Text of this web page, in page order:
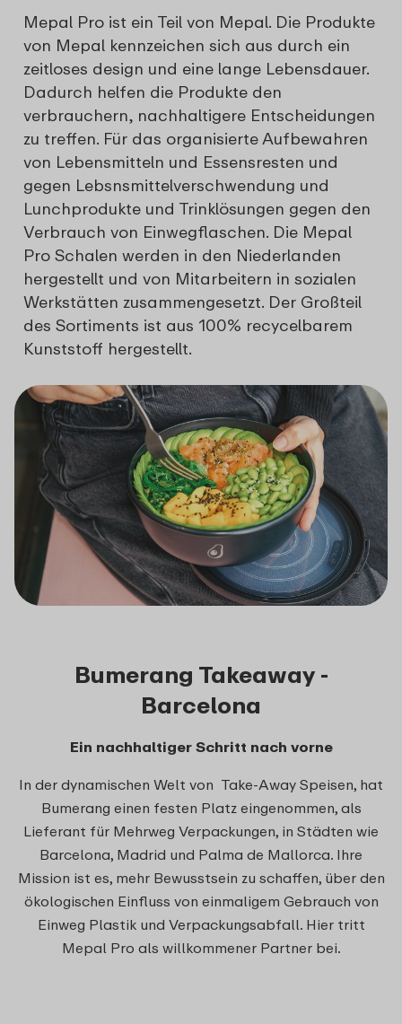
Mepal Pro ist ein Teil von Mepal. Die Produkte
von Mepal kennzeichen sich aus durch ein
zeitloses design und eine lange Lebensdauer.
Dadurch helfen die Produkte den
verbrauchern, nachhaltigere Entscheidungen
zu treffen. Für das organisierte Aufbewahren
von Lebensmitteln und Essensresten und
gegen Lebsnsmittelverschwendung und
Lunchprodukte und Trinklösungen gegen den
Verbrauch von Einwegflaschen. Die Mepal
Pro Schalen werden in den Niederlanden
hergestellt und von Mitarbeitern in sozialen
Werkstätten zusammengesetzt. Der Großteil
des Sortiments ist aus 100% recycelbarem
Kunststoff hergestellt.
Bumerang Takeaway -
Barcelona
Ein nachhaltiger Schritt nach vorne
In der dynamischen Welt von Take-Away Speisen, hat
Bumerang einen festen Platz eingenommen, als
Lieferant für Mehrweg Verpackungen, in Städten wie
Barcelona, Madrid und Palma de Mallorca. Ihre
Mission ist es, mehr Bewusstsein zu schaffen, über den
ökologischen Einfluss von einmaligem Gebrauch von
Einweg Plastik und Verpackungsabfall. Hier tritt
Mepal Pro als willkommener Partner bei.